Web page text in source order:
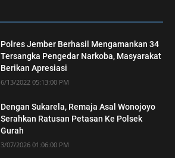
Polres Jember Berhasil Mengamankan 34
Tersangka Pengedar Narkoba, Masyarakat
Berikan Apresiasi
6/13/2022 05:13:00 PM
Dengan Sukarela, Remaja Asal Wonojoyo
Serahkan Ratusan Petasan Ke Polsek
Gurah
3/07/2026 01:06:00 PM